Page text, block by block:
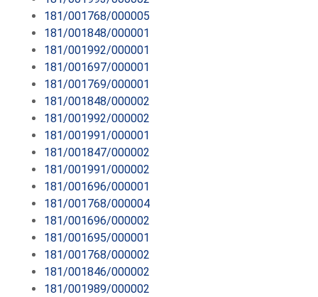
181/001768/000005
181/001848/000001
181/001992/000001
181/001697/000001
181/001769/000001
181/001848/000002
181/001992/000002
181/001991/000001
181/001847/000002
181/001991/000002
181/001696/000001
181/001768/000004
181/001696/000002
181/001695/000001
181/001768/000002
181/001846/000002
181/001989/000002